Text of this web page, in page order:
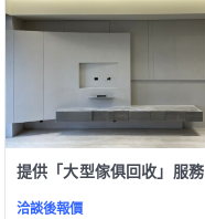
提供「大型傢俱回收」服務
洽談後報價